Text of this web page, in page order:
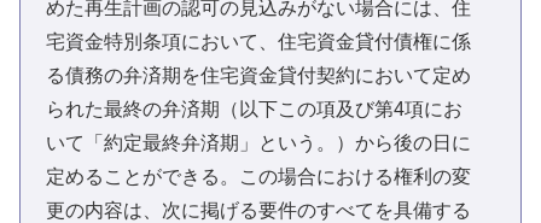
めた再生計画の認可の見込みがない場合には、住
宅資金特別条項において、住宅資金貸付債権に係
る債務の弁済期を住宅資金貸付契約において定め
られた最終の弁済期（以下この項及び第4項にお
いて「約定最終弁済期」という。）から後の日に
定めることができる。この場合における権利の変
更の内容は、次に掲げる要件のすべてを具備する